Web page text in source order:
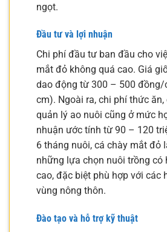
ngọt.
Đầu tư và lợi nhuận
Chi phí đầu tư ban đầu cho
mắt đỏ không quá cao. Giá
dao động từ 300 – 500 đồng/
cm). Ngoài ra, chi phí thức ăn,
quản lý ao nuôi cũng ở mức
nhuận ước tính từ 90 – 120
6 tháng nuôi, cá chày mắt đỏ
những lựa chọn nuôi trồng có
cao, đặc biệt phù hợp với các
vùng nông thôn.
Đào tạo và hỗ trợ kỹ thuật